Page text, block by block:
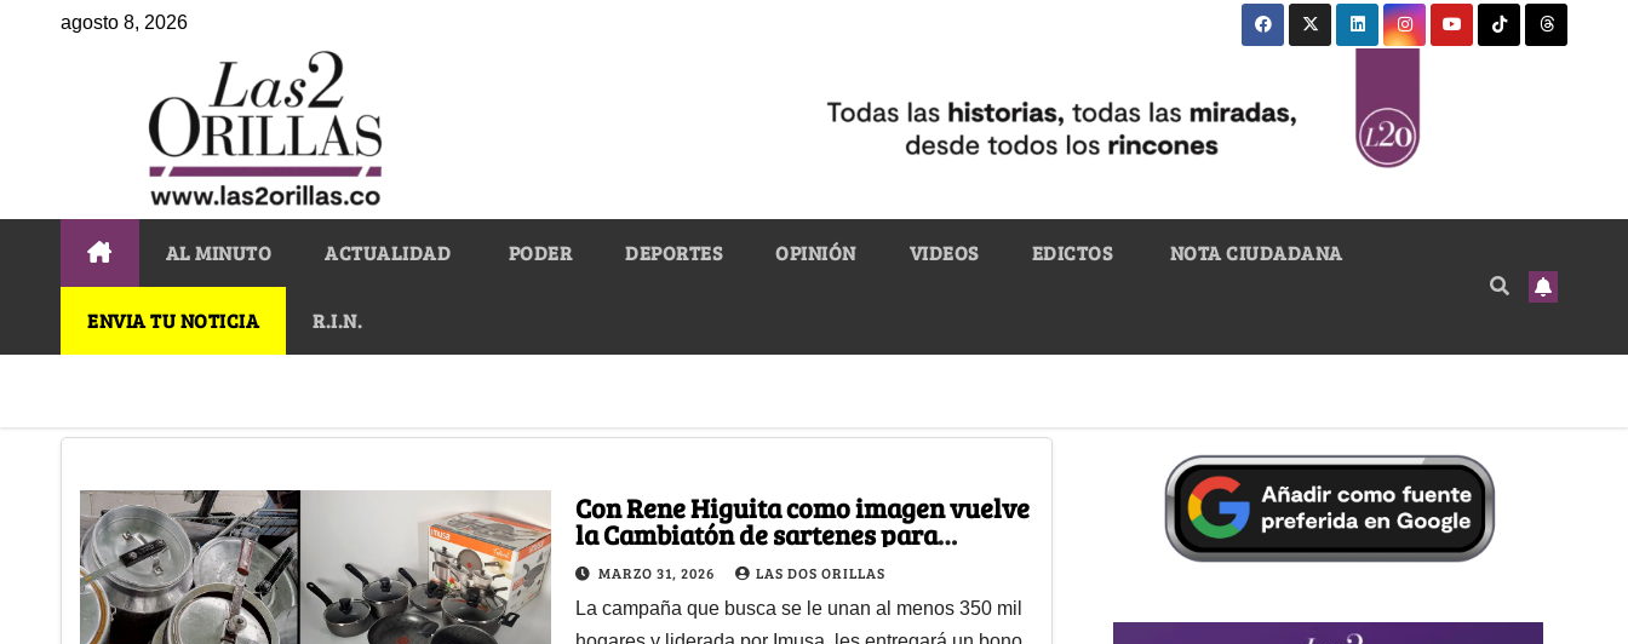
agosto 8, 2026
AL MINUTO ACTUALIDAD PODER DEPORTES OPINIÓN VIDEOS EDICTOS NOTA CIUDADANA
ENVIA TU NOTICIA R.I.N.
Con Rene Higuita como imagen vuelve
la Cambiatón de sartenes para
renovar su cocina
MARZO 31, 2026 LAS DOS ORILLAS
La campaña que busca se le unan al menos 350 mil